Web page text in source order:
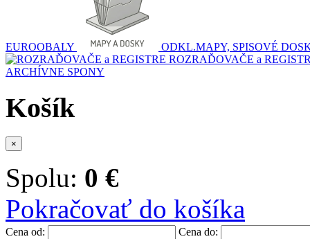
EUROOBALY
ODKL.MAPY, SPISOVÉ
ROZRAĎOVAČE a
ARCHÍVNE SPONY
Košík
×
Spolu: 0 €
Pokračovať do košíka
Cena od: Cena do: